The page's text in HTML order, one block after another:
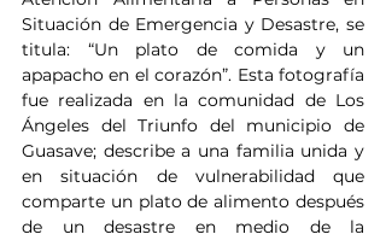
Situación de Emergencia y Desastre, se
titula: “Un plato de comida y un
apapacho en el corazón”. Esta fotografía
fue realizada en la comunidad de Los
Ángeles del Triunfo del municipio de
Guasave; describe a una familia unida y
en situación de vulnerabilidad que
comparte un plato de alimento después
de un desastre en medio de la